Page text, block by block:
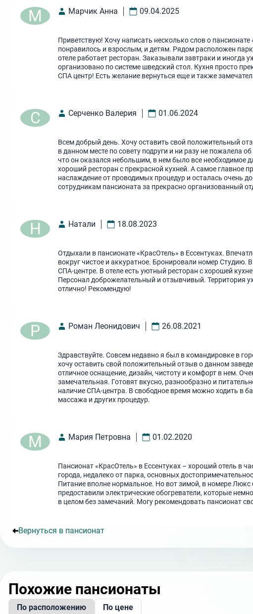
М Марчик Анна 09.04.2025
Приветствую! Хочу написать несколько слов о
понравилось и взрослым, и детям. Рядом расположен
отеле работает ресторан. Заказывали завтраки и иногда
организовано по системе шведский стол. Кухня просто
СПА центр! Есть желание вернуться еще и также
С Серченко Валерия 01.06.2024
Всем добрый день. Хочу оставить свой положительный
в данном месте по совету подруги и ни разу не пожалела
что он оказался небольшим, в нем было все необходимое
хороший ресторан с прекрасной кухней. А самое
наслаждение от проводимых процедур и осталась очень
сотрудникам пансионата за прекрасно организованный
Н Натали 18.08.2023
Отдыхали в пансионате «КрасОтель» в Ессентуках.
вокруг чистое и аккуратное. Бронировали номер Студию.
СПА-центре. В отеле есть уютный ресторан с хорошей
Персонал доброжелательный и отзывчивый. Территория
отлично! Рекомендую!
Р Роман Леонидович 26.08.2021
Здравствуйте. Совсем недавно я был в командировке в
хочу оставить свой положительный отзыв о данном
отличное оснащение, дизайн, чистоту и комфорт в нем.
замечательная. Готовят вкусно, разнообразно и
наличие СПА-центра. В свободное время можно ходить в
массажа и других процедур.
М Мария Петровна 01.02.2020
Пансионат «КрасОтель» в Ессентуках – хороший отель в
города, недалеко от парка, основных
Питание вполне нормальное. Но вот зимой, в номере
предоставили электрические обогреватели, которые
в целом без замечаний. Могу рекомендовать пансионат
Вернуться в пансионат
Похожие пансионаты
По расположению По цене